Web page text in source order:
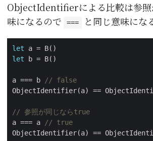
ObjectIdentifierによる比較は参照
味になるので
=== と同じ意味にな
let
let
a === b
// false
ObjectIdentifier(a) ==
// 参照が同じならtrue
a === a
// true
ObjectIdentifier(a) ==